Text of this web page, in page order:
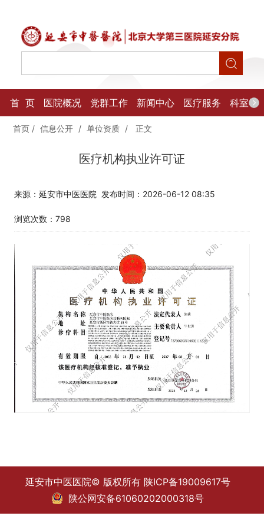
首 页 医院概况 党群工作 新闻中心 医疗服务 科室导
首页 / 信息公开 / 单位资质 / 正文
医疗机构执业许可证
来源：延安市中医医院 发布时间：2026-06-12 08:35
浏览次数： 798
延安市中医医院© 版权所有 陕ICP备19009617号
陕公网安备61060202000318号